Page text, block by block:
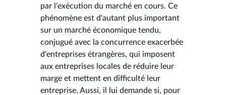
par l'exécution du marché en cours. Ce
phénomène est d'autant plus important
sur un marché économique tendu,
conjugué avec la concurrence exacerbée
d'entreprises étrangères, qui imposent
aux entreprises locales de réduire leur
marge et mettent en difficulté leur
entreprise. Aussi, il lui demande si, pour